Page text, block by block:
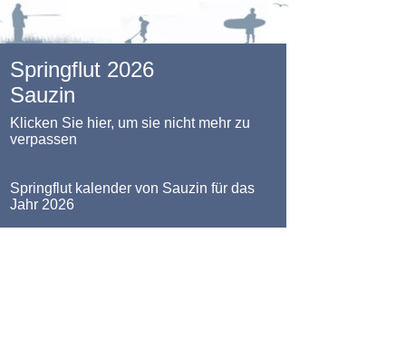
Springflut 2026
Sauzin
Klicken Sie hier, um sie nicht mehr zu
verpassen
Springflut kalender von Sauzin für das
Jahr 2026